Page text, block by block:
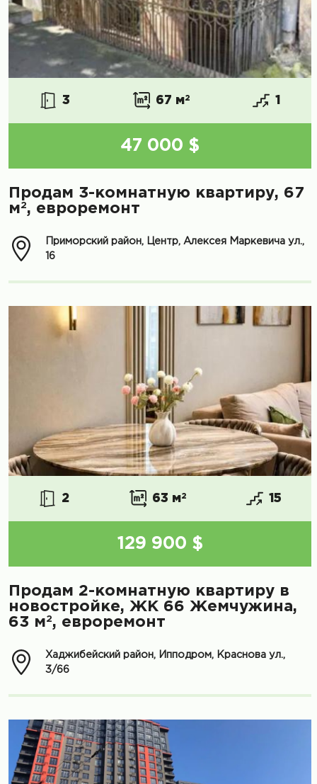
3 67 м2 1
47 000 $
Продам 3-комнатную квартиру, 67
м2, евроремонт
Приморский район, Центр, Алексея Маркевича ул.,
16
2 63 м2 15
129 900 $
Продам 2-комнатную квартиру в
новостройке, ЖК 66 Жемчужина,
63 м2, евроремонт
Хаджибейский район, Ипподром, Краснова ул.,
3/66